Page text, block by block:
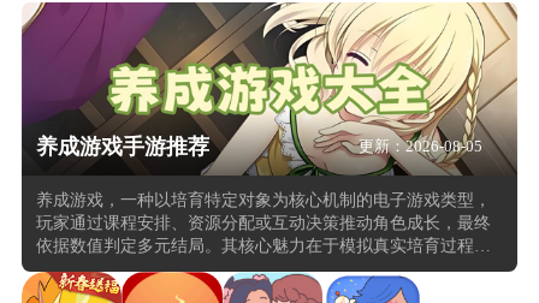
养成游戏手游推荐 更新：2026-08-05
养成游戏，一种以培育特定对象为核心机制的电子游戏类型，
玩家通过课程安排、资源分配或互动决策推动角色成长，最终
依据数值判定多元结局。其核心魅力在于模拟真实培育过程，
涵盖人物、宠物、明星等对象，代表作包括《美少女梦工厂》
系列、《明星志愿》系列及《模拟人生》。这类游戏强调长期